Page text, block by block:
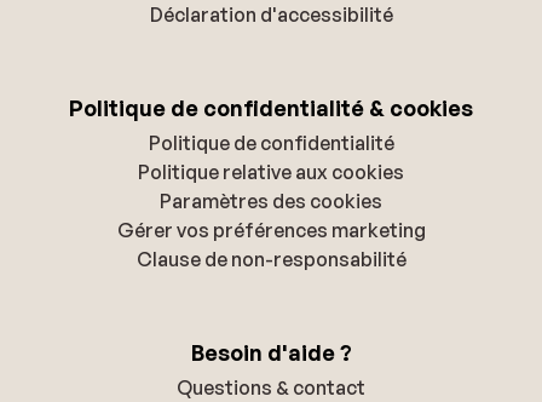
Déclaration d'accessibilité
Politique de confidentialité & cookies
Politique de confidentialité
Politique relative aux cookies
Paramètres des cookies
Gérer vos préférences marketing
Clause de non-responsabilité
Besoin d'aide ?
Questions & contact